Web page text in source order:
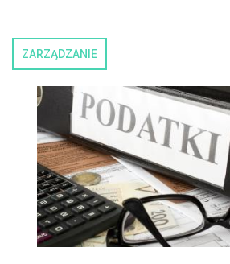
ZARZĄDZANIE